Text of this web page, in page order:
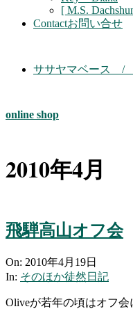
[ M.S.
Contactお問い合せ
ササヤマベース /
online shop
2010年4月
飛騨高山オフ会
2010-
04-
On: 2010年4月19日
In: そのほか徒然日記
Oliveが若年の頃はオフ